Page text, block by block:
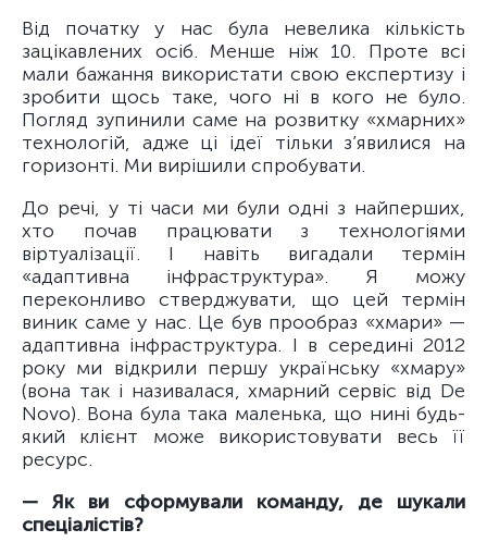
Від початку у нас була невелика кількість
зацікавлених осіб. Менше ніж 10. Проте всі
мали бажання використати свою експертизу і
зробити щось таке, чого ні в кого не було.
Погляд зупинили саме на розвитку «хмарних»
технологій, адже ці ідеї тільки з’явилися на
горизонті. Ми вирішили спробувати.
До речі, у ті часи ми були одні з найперших,
хто почав працювати з технологіями
віртуалізації. І навіть вигадали термін
«адаптивна інфраструктура». Я можу
переконливо стверджувати, що цей термін
виник саме у нас. Це був прообраз «хмари» —
адаптивна інфраструктура. І в середині 2012
року ми відкрили першу українську «хмару»
(вона так і називалася, хмарний сервіс від De
Novo). Вона була така маленька, що нині будь-
який клієнт може використовувати весь її
ресурс.
— Як ви сформували команду, де шукали
спеціалістів?